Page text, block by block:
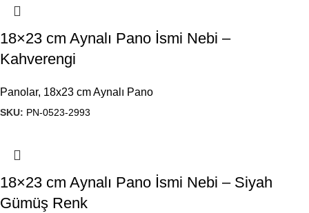
18×23 cm Aynalı Pano İsmi Nebi –
Kahverengi
Panolar, 18x23 cm Aynalı Pano
SKU: PN-0523-2993
18×23 cm Aynalı Pano İsmi Nebi – Siyah
Gümüş Renk